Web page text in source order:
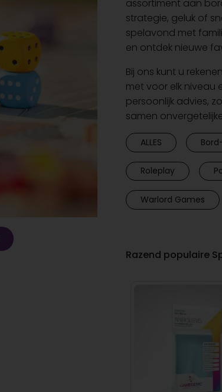
assortiment aan
strategie, geluk of
spelavond met
en ontdek nieuwe
Bij ons kunt u
met voor elk niveau
persoonlijk advies,
samen
ALLES
Roleplay
Warlord Games
Razend populaire